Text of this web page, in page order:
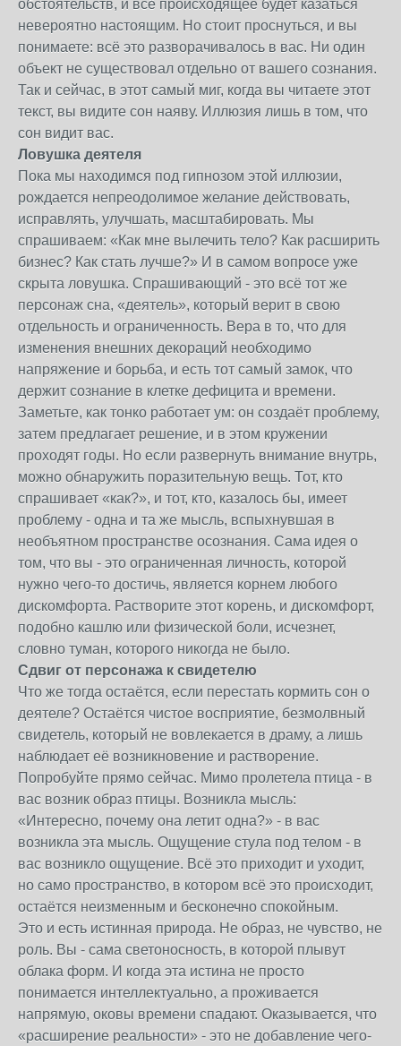
обстоятельств, и всё происходящее будет казаться
невероятно настоящим. Но стоит проснуться, и вы
понимаете: всё это разворачивалось в вас. Ни один
объект не существовал отдельно от вашего сознания.
Так и сейчас, в этот самый миг, когда вы читаете этот
текст, вы видите сон наяву. Иллюзия лишь в том, что
сон видит вас.
Ловушка деятеля
Пока мы находимся под гипнозом этой иллюзии,
рождается непреодолимое желание действовать,
исправлять, улучшать, масштабировать. Мы
спрашиваем: «Как мне вылечить тело? Как расширить
бизнес? Как стать лучше?» И в самом вопросе уже
скрыта ловушка. Спрашивающий - это всё тот же
персонаж сна, «деятель», который верит в свою
отдельность и ограниченность. Вера в то, что для
изменения внешних декораций необходимо
напряжение и борьба, и есть тот самый замок, что
держит сознание в клетке дефицита и времени.
Заметьте, как тонко работает ум: он создаёт проблему,
затем предлагает решение, и в этом кружении
проходят годы. Но если развернуть внимание внутрь,
можно обнаружить поразительную вещь. Тот, кто
спрашивает «как?», и тот, кто, казалось бы, имеет
проблему - одна и та же мысль, вспыхнувшая в
необъятном пространстве осознания. Сама идея о
том, что вы - это ограниченная личность, которой
нужно чего-то достичь, является корнем любого
дискомфорта. Растворите этот корень, и дискомфорт,
подобно кашлю или физической боли, исчезнет,
словно туман, которого никогда не было.
Сдвиг от персонажа к свидетелю
Что же тогда остаётся, если перестать кормить сон о
деятеле? Остаётся чистое восприятие, безмолвный
свидетель, который не вовлекается в драму, а лишь
наблюдает её возникновение и растворение.
Попробуйте прямо сейчас. Мимо пролетела птица - в
вас возник образ птицы. Возникла мысль:
«Интересно, почему она летит одна?» - в вас
возникла эта мысль. Ощущение стула под телом - в
вас возникло ощущение. Всё это приходит и уходит,
но само пространство, в котором всё это происходит,
остаётся неизменным и бесконечно спокойным.
Это и есть истинная природа. Не образ, не чувство, не
роль. Вы - сама светоносность, в которой плывут
облака форм. И когда эта истина не просто
понимается интеллектуально, а проживается
напрямую, оковы времени спадают. Оказывается, что
«расширение реальности» - это не добавление чего-